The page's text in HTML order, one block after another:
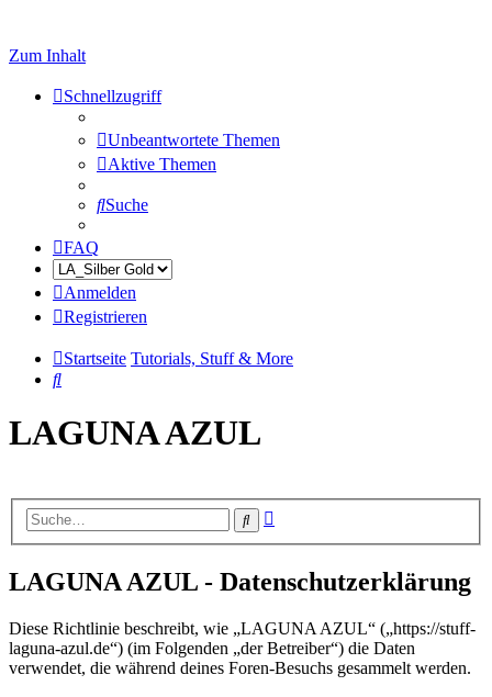
Zum Inhalt
Schnellzugriff
Unbeantwortete Themen
Aktive Themen
Suche
FAQ
Anmelden
Registrieren
Startseite Tutorials, Stuff & More
Suche
LAGUNA AZUL
Suche
LAGUNA AZUL - Datenschutzerklärung
Diese Richtlinie beschreibt, wie „LAGUNA AZUL“ („https://stuff-
laguna-azul.de“) (im Folgenden „der Betreiber“) die Daten
verwendet, die während deines Foren-Besuchs gesammelt werden.